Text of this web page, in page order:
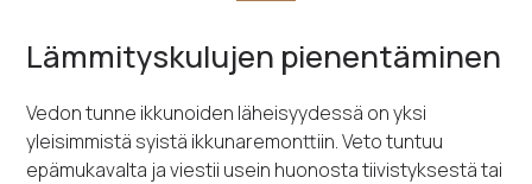
Lämmityskulujen pienentäminen
Vedon tunne ikkunoiden läheisyydessä on yksi
yleisimmistä syistä ikkunaremonttiin. Veto tuntuu
epämukavalta ja viestii usein huonosta tiivistyksestä tai